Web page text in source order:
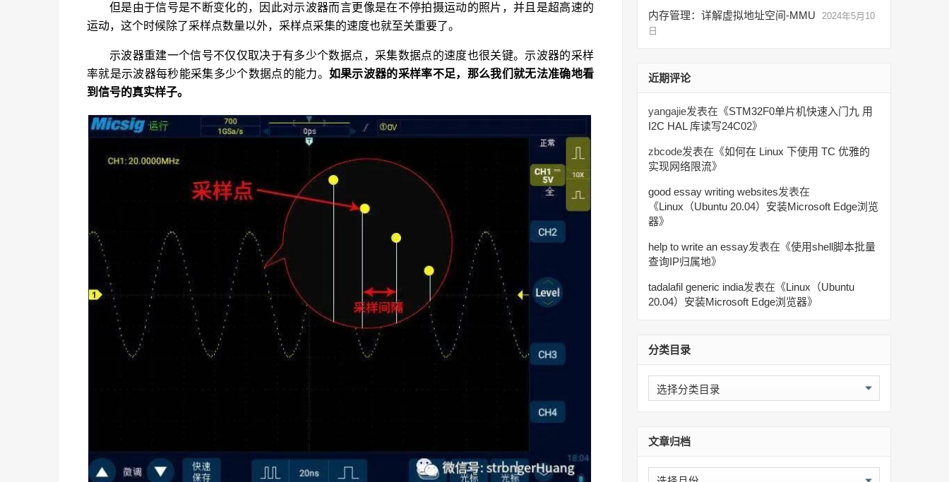
但是由于信号是不断变化的，因此对示波器而言更像是在不停拍摄运动的照片，并且是超高速的
运动，这个时候除了采样点数量以外，采样点采集的速度也就至关重要了。
示波器重建一个信号不仅仅取决于有多少个数据点，采集数据点的速度也很关键。示波器的采样
率就是示波器每秒能采集多少个数据点的能力。 如果示波器的采样率不足，那么我们就无法准确地看
到信号的真实样子。
内存管理：详解虚拟地址空间-MMU
2024年5月10
日
近期评论
yangajie发表在《STM32F0单片机快速入门九 用
I2C HAL 库读写24C02》
zbcode发表在《如何在 Linux 下使用 TC 优雅的
实现网络限流》
good essay writing websites发表在
《Linux（Ubuntu 20.04）安装Microsoft Edge浏览
器》
help to write an essay发表在《使用shell脚本批量
查询IP归属地》
tadalafil generic india发表在《Linux（Ubuntu
20.04）安装Microsoft Edge浏览器》
分类目录
分
类
文章归档
文